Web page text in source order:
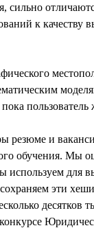
к качеству
и
обучения. Мы
используем
эти
конкурсе